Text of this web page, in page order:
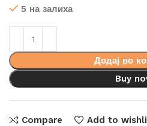
5 на залиха
Додај во
Buy
Compare Add to